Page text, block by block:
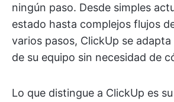
ningún paso. Desde simples
estado hasta complejos flujos
varios pasos, ClickUp se
de su equipo sin necesidad de
Lo que distingue a ClickUp es